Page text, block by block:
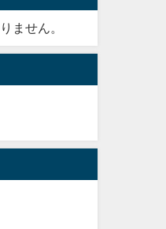
ません。